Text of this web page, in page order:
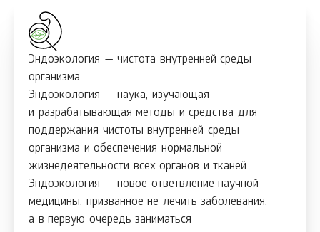
Эндоэкология — чистота внутренней среды
организма
Эндоэкология — наука, изучающая
и разрабатывающая методы и средства для
поддержания чистоты внутренней среды
организма и обеспечения нормальной
жизнедеятельности всех органов и тканей.
Эндоэкология — новое ответвление научной
медицины, призванное не лечить заболевания,
а в первую очередь заниматься